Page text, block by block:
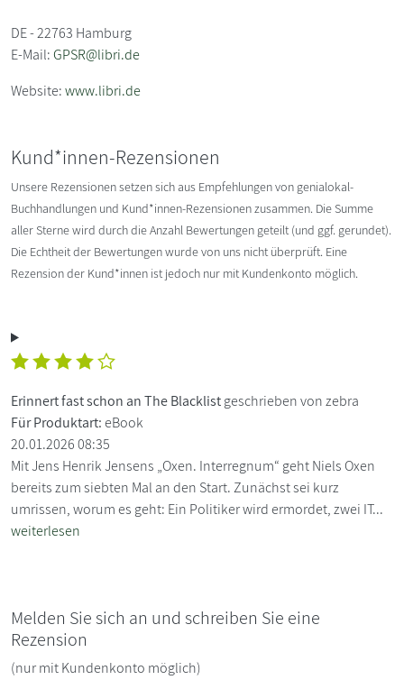
DE - 22763 Hamburg
E-Mail:GPSR@libri.de
Website:www.libri.de
Kund*innen-Rezensionen
Unsere Rezensionen setzen sich aus Empfehlungen von genialokal-
Buchhandlungen und Kund*innen-Rezensionen zusammen. Die Summe
aller Sterne wird durch die Anzahl Bewertungen geteilt (und ggf. gerundet).
Die Echtheit der Bewertungen wurde von uns nicht überprüft. Eine
Rezension der Kund*innen ist jedoch nur mit Kundenkonto möglich.
Erinnert fast schon an The Blacklistgeschrieben von zebra
Für Produktart:eBook
20.01.2026 08:35
Mit Jens Henrik Jensens „Oxen. Interregnum“ geht Niels Oxen
bereits zum siebten Mal an den Start. Zunächst sei kurz
umrissen, worum es geht: Ein Politiker wird ermordet, zwei IT...
weiterlesen
Melden Sie sich an und schreiben Sie eine
Rezension
(nur mit Kundenkonto möglich)